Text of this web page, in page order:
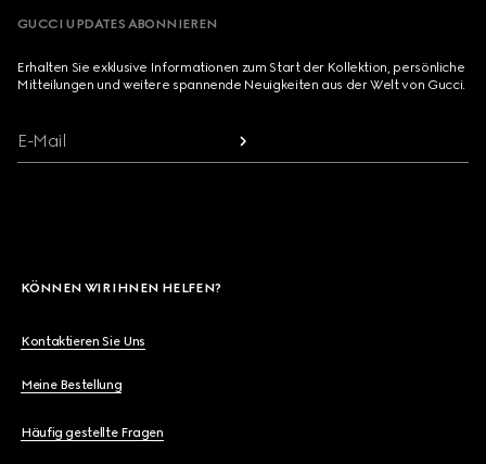
GUCCI UPDATES ABONNIEREN
Erhalten Sie exklusive Informationen zum Start der Kollektion, persönliche
Mitteilungen und weitere spannende Neuigkeiten aus der Welt von Gucci.
E-Mail
KÖNNEN WIR IHNEN HELFEN?
Kontaktieren Sie Uns
Meine Bestellung
Häufig gestellte Fragen